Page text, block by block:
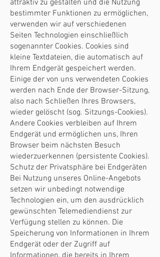
attraktiv zu gestalten und die Nutzung
bestimmter Funktionen zu ermöglichen,
verwenden wir auf verschiedenen
Seiten Technologien einschließlich
sogenannter Cookies. Cookies sind
kleine Textdateien, die automatisch auf
Ihrem Endgerät gespeichert werden.
Einige der von uns verwendeten Cookies
werden nach Ende der Browser-Sitzung,
also nach Schließen Ihres Browsers,
wieder gelöscht (sog. Sitzungs-Cookies).
Andere Cookies verbleiben auf Ihrem
Endgerät und ermöglichen uns, Ihren
Browser beim nächsten Besuch
wiederzuerkennen (persistente Cookies).
Schutz der Privatsphäre bei Endgeräten
Bei Nutzung unseres Online-Angebots
setzen wir unbedingt notwendige
Technologien ein, um den ausdrücklich
gewünschten Telemediendienst zur
Verfügung stellen zu können. Die
Speicherung von Informationen in Ihrem
Endgerät oder der Zugriff auf